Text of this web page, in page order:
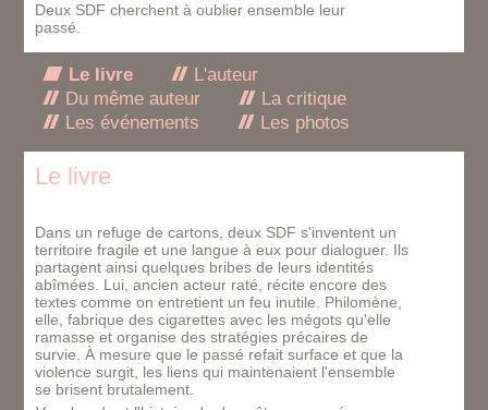
Deux SDF cherchent à oublier ensemble leur
passé.
Le livre
L'auteur
Du même auteur
La critique
Les événements
Les photos
Le livre
Dans un refuge de cartons, deux SDF s'inventent un
territoire fragile et une langue à eux pour dialoguer. Ils
partagent ainsi quelques bribes de leurs identités
abîmées. Lui, ancien acteur raté, récite encore des
textes comme on entretient un feu inutile. Philomène,
elle, fabrique des cigarettes avec les mégots qu'elle
ramasse et organise des stratégies précaires de
survie. À mesure que le passé refait surface et que la
violence surgit, les liens qui maintenaient l'ensemble
se brisent brutalement.